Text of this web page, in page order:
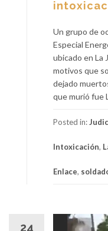
Un grupo de
Especial
ubicado en La
motivos que
dejado
que murió fue
Posted in:
Intoxicación,
Enlace,
24